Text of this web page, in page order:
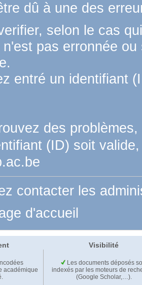
dû à une des
selon le cas
n'est pas erronnée
entré un identifiant
des
(ID) soit
contacter les
d'accueil
Visibilité
académique
Les documents déposés
indexés par les moteurs de
(Google Scholar,…).